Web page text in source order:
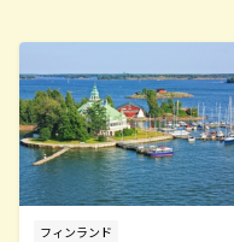
フィンランド